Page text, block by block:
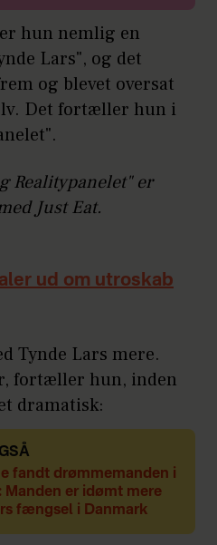
hun nemlig en
Lars", og det
og blevet oversat
Det fortæller hun i
Realitypanelet" er
Just Eat.
ud om utroskab
Tynde Lars mere.
fortæller hun, inden
dramatisk:
fandt drømmemanden i
Manden er idømt mere
fængsel i Danmark